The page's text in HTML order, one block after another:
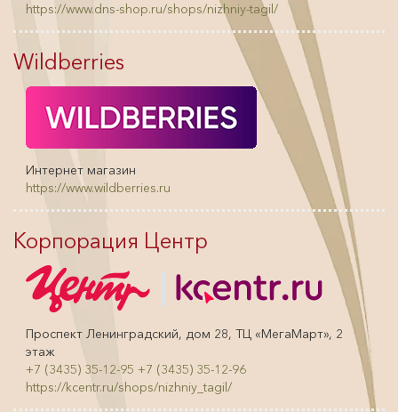
https://www.dns-shop.ru/shops/nizhniy-tagil/
Wildberries
Интернет магазин
https://www.wildberries.ru
Корпорация Центр
Проспект Ленинградский, дом 28, ТЦ «МегаМарт», 2
этаж
+7 (3435) 35-12-95 +7 (3435) 35-12-96
https://kcentr.ru/shops/nizhniy_tagil/